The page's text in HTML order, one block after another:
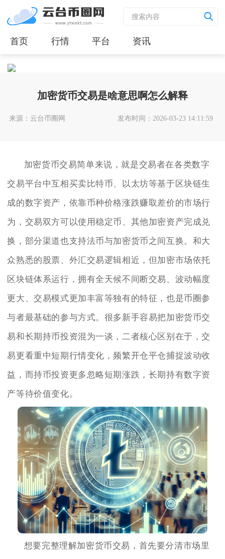
首页 行情 平台 资讯
加密货币交易是啥意思啊怎么解释
来源：云台币圈网 发布时间：2026-03-23 14:11:59
加密货币交易简单来说，就是交易者在各类数字
交易平台中互相买卖比特币、以太坊等基于区块链生
成的数字资产，依靠币种价格涨跌赚取差价的市场行
为，交易双方可以使用稳定币、其他加密资产完成兑
换，部分渠道也支持法币与加密货币之间互换。和大
众熟悉的股票、外汇交易逻辑相近，但加密市场依托
区块链体系运行，拥有全天候不间断交易、波动幅度
更大、交易模式更加丰富等独有的特征，也是币圈参
与者最基础的参与方式。很多新手容易把加密货币交
易和长期持币投资混为一谈，二者核心区别在于，交
易更看重中短期行情变化，频繁开仓平仓捕捉波动收
益，而持币投资更多忽略短期涨跌，长期持有数字资
产等待价值变化。
想要完整理解加密货币交易，首先要分清市场里